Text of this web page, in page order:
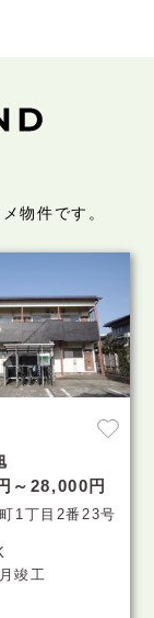
物件です。
～28,000円
1丁目2番23号
竣工